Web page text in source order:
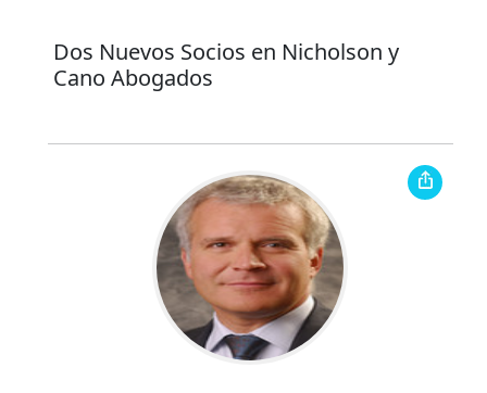
Dos Nuevos Socios en Nicholson y
Cano Abogados